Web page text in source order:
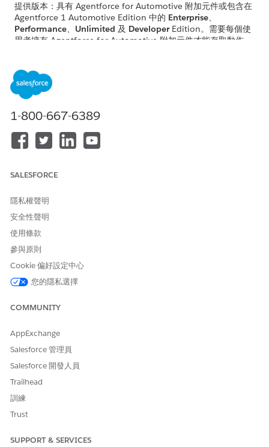
提供版本：具有 Agentforce for Automotive 附加元件或包含在
Agentforce 1 Automotive Edition 中的 Enterprise、
Performance、 Unlimited 及 DeveloperEdition。需要每個使
用者擁有 Agentforce for Automotive 附加元件才能存取動作。
子工作人員詳細資料
API 名稱
包含的工作人員動作
觸發此子工作人員的說話方式範例
「處理我的延遲付款費用的撤銷」。
「反轉此交易費用」。
1-800-667-6389
SALESFORCE
隱私權聲明
安全性聲明
使用條款
參與原則
Cookie 偏好設定中心
您的隱私選擇
COMMUNITY
AppExchange
Salesforce 管理員
Salesforce 開發人員
Trailhead
訓練
Trust
SUPPORT & SERVICES